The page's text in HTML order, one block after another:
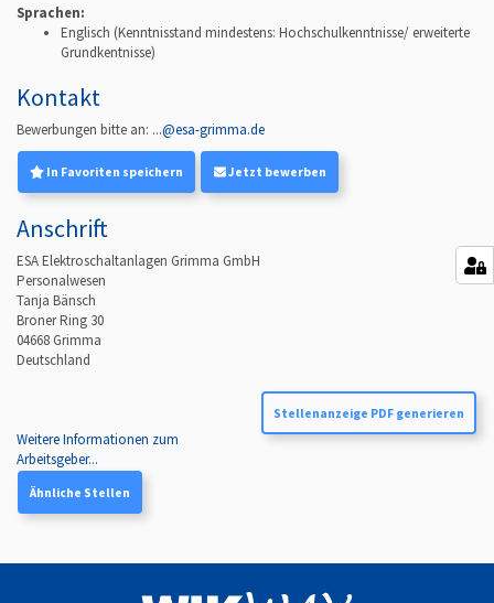
Sprachen:
Englisch (Kenntnisstand mindestens: Hochschulkenntnisse/ erweiterte
Grundkentnisse)
Kontakt
Bewerbungen bitte an: ...@esa-grimma.de
In Favoriten speichern Jetzt bewerben
Anschrift
ESA Elektroschaltanlagen Grimma GmbH
Personalwesen
Tanja Bänsch
Broner Ring 30
04668 Grimma
Deutschland
Stellenanzeige PDF generieren
Weitere Informationen zum
Arbeitsgeber...
Ähnliche Stellen